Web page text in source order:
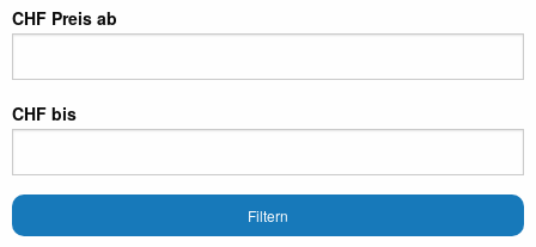
CHF Preis ab
CHF bis
Filtern